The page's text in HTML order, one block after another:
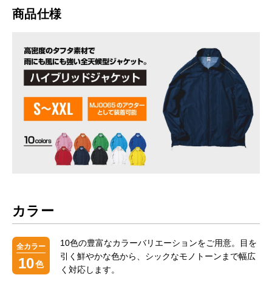
商品仕様
カラー
全カラー
10色
10色の豊富なカラーバリエーションをご用意。目を
引く鮮やかな色から、シックなモノトーンまで幅広
く対応します。